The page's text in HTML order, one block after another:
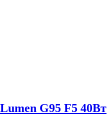
G95 F5 40Вт